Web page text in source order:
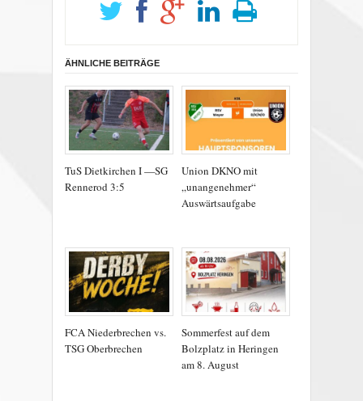
ÄHNLICHE BEITRÄGE
TuS Dietkirchen I —SG
Rennerod 3:5
Union DKNO mit
„unangenehmer“
Auswärtsaufgabe
FCA Niederbrechen vs.
TSG Oberbrechen
Sommerfest auf dem
Bolzplatz in Heringen
am 8. August